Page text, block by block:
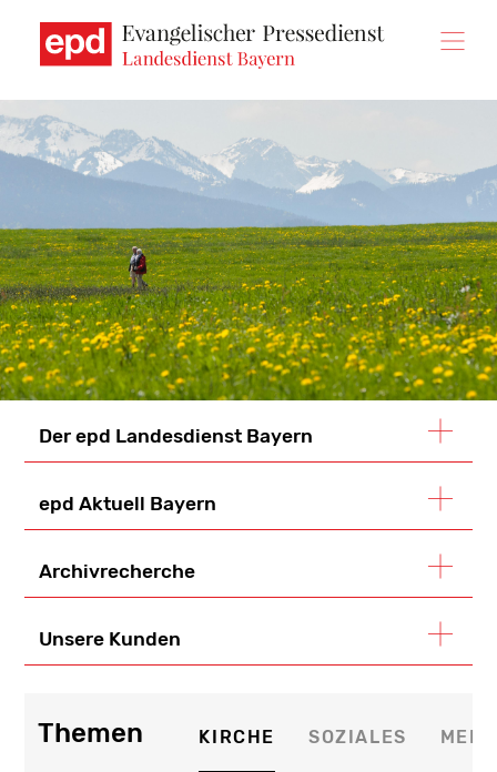
zum
Inhalt
Der epd Landesdienst Bayern
epd Aktuell Bayern
Archivrecherche
Unsere Kunden
Themen KIRCHE SOZIALES